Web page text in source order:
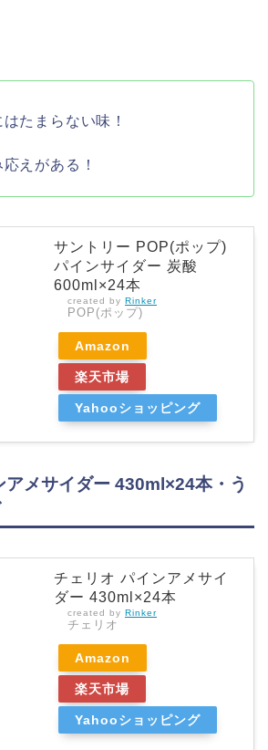
たまらない味！
えがある！
サントリー POP(ポップ)
パインサイダー 炭酸
600ml×24本
created by Rinker
POP(ポップ)
Amazon
楽天市場
Yahooショッピング
アメサイダー 430ml×24本・う
チェリオ パインアメサイ
ダー 430ml×24本
created by Rinker
チェリオ
Amazon
楽天市場
Yahooショッピング